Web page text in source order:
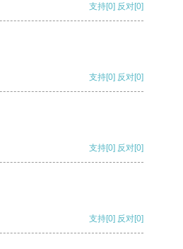
支持[0] 反对[0]
支持[0] 反对[0]
支持[0] 反对[0]
支持[0] 反对[0]